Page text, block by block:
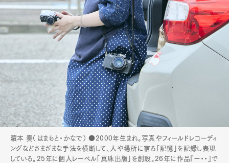
濵本 奏（はまもと・かなで） ●2000年生まれ。写真やフィールドレコーディ
ングなどさまざまな手法を横断して、人や場所に宿る「記憶」を記録し表現
している。25年に個人レーベル「真珠出版」を創設。26年に作品『ー・・』で